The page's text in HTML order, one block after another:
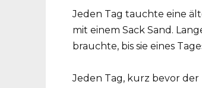
Jeden Tag tauchte eine
mit einem Sack Sand.
brauchte, bis sie eines
Jeden Tag, kurz bevor